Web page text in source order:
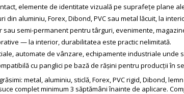
elemente de identitate vizuală pe suprafețe plane
din aluminiu, Forex, Dibond, PVC sau metal lăcuit, la
semi-permanent pentru târguri, evenimente,
— la interior, durabilitatea este practic nelimitată.
automate de vânzare, echipamente industriale unde
cu panglici pe bază de rășini pentru producții în
metal, aluminiu, sticlă, Forex, PVC rigid, Dibond,
complet minimum 3 săptămâni înainte de aplicare.